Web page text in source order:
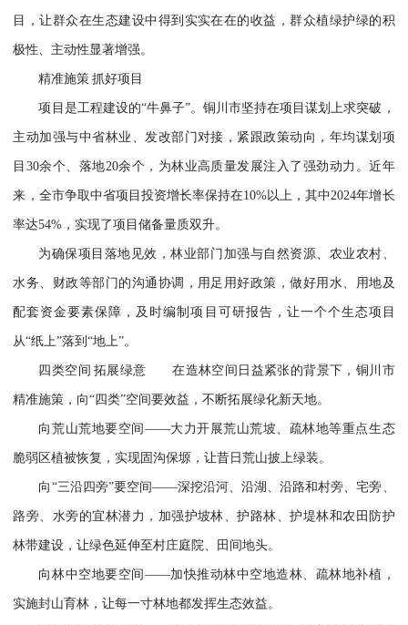
目，让群众在生态建设中得到实实在在的收益，群众植绿护绿的积
极性、主动性显著增强。
精准施策 抓好项目
项目是工程建设的“牛鼻子”。铜川市坚持在项目谋划上求突破，
主动加强与中省林业、发改部门对接，紧跟政策动向，年均谋划项
目30余个、落地20余个，为林业高质量发展注入了强劲动力。近年
来，全市争取中省项目投资增长率保持在10%以上，其中2024年增长
率达54%，实现了项目储备量质双升。
为确保项目落地见效，林业部门加强与自然资源、农业农村、
水务、财政等部门的沟通协调，用足用好政策，做好用水、用地及
配套资金要素保障，及时编制项目可研报告，让一个个生态项目
从“纸上”落到“地上”。
四类空间 拓展绿意 在造林空间日益紧张的背景下，铜川市
精准施策，向“四类”空间要效益，不断拓展绿化新天地。
向荒山荒地要空间——大力开展荒山荒坡、疏林地等重点生态
脆弱区植被恢复，实现固沟保塬，让昔日荒山披上绿装。
向“三沿四旁”要空间——深挖沿河、沿湖、沿路和村旁、宅旁、
路旁、水旁的宜林潜力，加强护坡林、护路林、护堤林和农田防护
林带建设，让绿色延伸至村庄庭院、田间地头。
向林中空地要空间——加快推动林中空地造林、疏林地补植，
实施封山育林，让每一寸林地都发挥生态效益。